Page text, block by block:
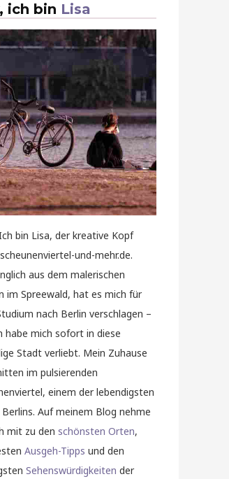
ich bin Lisa
bin Lisa, der kreative Kopf
und-mehr.de.
aus dem malerischen
im Spreewald, hat es mich für
nach Berlin verschlagen –
habe mich sofort in diese
Stadt verliebt. Mein Zuhause
im pulsierenden
einem der lebendigsten
Auf meinem Blog nehme
mit zu den schönsten Orten,
Ausgeh-Tipps und den
Sehenswürdigkeiten der